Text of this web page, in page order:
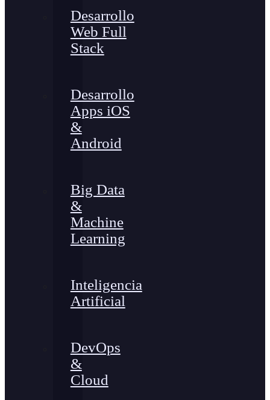
Desarrollo
Web Full
Stack
Desarrollo
Apps iOS
&
Android
Big Data
&
Machine
Learning
Inteligencia
Artificial
DevOps
&
Cloud